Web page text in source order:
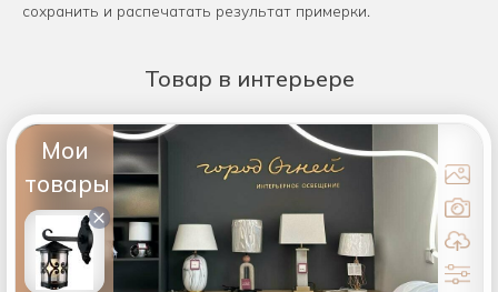
сохранить и распечатать результат примерки.
Товар в интерьере
Мои
товары
×